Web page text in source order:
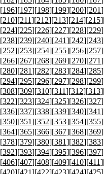
[196][197][198][199][200][201
[210][211][212][213][214][215
[224][225][226][227][228][229
[238][239][240][241][242][243
[252][253][254][255][256][257
[266][267][268][269][270][271
[280][281][282][283][284][285
[294][295][296][297][298][299
[308][309][310][311][312][313
[322][323][324][325][326][327
[336][337][338][339][340][341
[350][351][352][353][354][355
[364][365][366][367][368][369
[378][379][380][381][382][383
[392][393][394][395][396][397
[406][407][408][409][410][411